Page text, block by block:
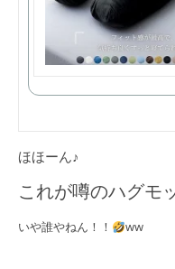
ほほーん♪
これが噂のハグモ
いや誰やねん！！ ww